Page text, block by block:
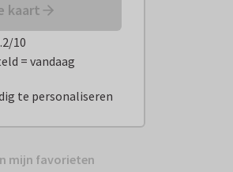
kaart
10
= vandaag
te personaliseren
mijn favorieten